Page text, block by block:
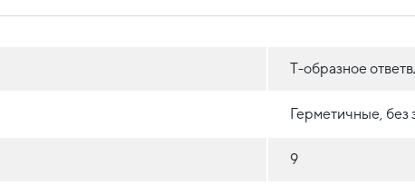
Т-образное
Герметичные, без
9